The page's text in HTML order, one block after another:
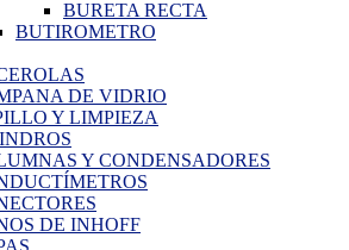
BURETA RECTA
BUTIROMETRO
DE VIDRIO
Y LIMPIEZA
Y CONDENSADORES
DE INHOFF